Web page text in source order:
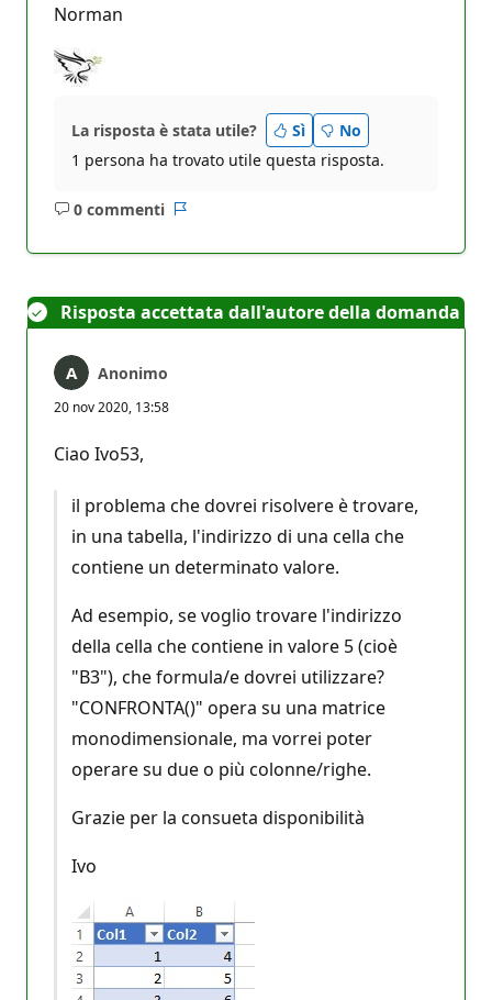
Norman
La risposta è stata utile? Sì
No
1 persona ha trovato utile questa risposta.
0 commenti
Nessun
Risposta accettata dall'autore della domanda
Anonimo
20 nov 2020, 13:58
Ciao Ivo53,
il problema che dovrei risolvere è trovare,
in una tabella, l'indirizzo di una cella che
contiene un determinato valore.
Ad esempio, se voglio trovare l'indirizzo
della cella che contiene in valore 5 (cioè
"B3"), che formula/e dovrei utilizzare?
"CONFRONTA()" opera su una matrice
monodimensionale, ma vorrei poter
operare su due o più colonne/righe.
Grazie per la consueta disponibilità
Ivo